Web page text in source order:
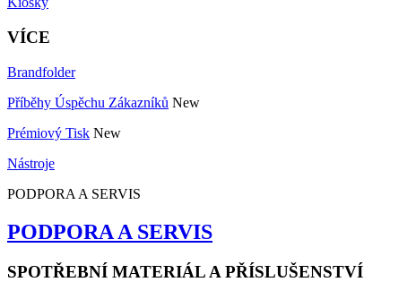
VÍCE
Brandfolder
Příběhy Úspěchu Zákazníků New
Prémiový Tisk New
Nástroje
PODPORA A SERVIS
PODPORA A SERVIS
SPOTŘEBNÍ MATERIÁL A PŘÍSLUŠENSTVÍ